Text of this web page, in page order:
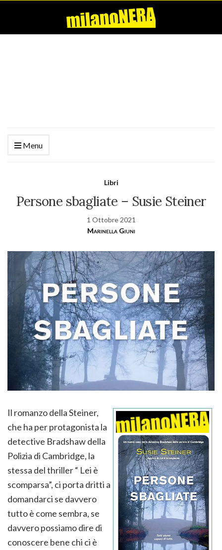
Menu
Libri
Persone sbagliate – Susie Steiner
1 Ottobre 2021
Marinella Giuni
Il romanzo della Steiner,
che ha per protagonista la
detective Bradshaw della
Polizia di Cambridge, la
stessa del thriller “ Lei è
scomparsa”, ci porta dritti a
domandarci se davvero
tutto è come sembra, se
davvero possiamo dire di
conoscere bene chi ci è